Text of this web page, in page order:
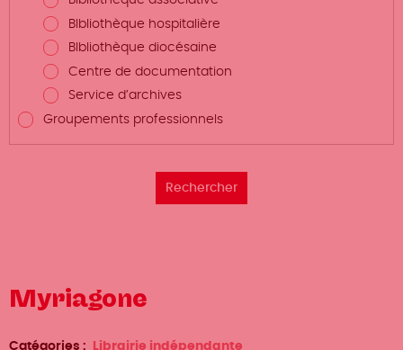
BIbliothèque hospitalière
BIbliothèque diocésaine
Centre de documentation
Service d’archives
Groupements professionnels
Myriagone
Catégories Librairie indépendante